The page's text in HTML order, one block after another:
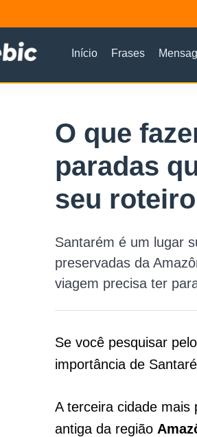
Início Frases
O que
paradas
seu roteiro
Santarém é um lugar
preservadas da
viagem precisa ter
Se você pesquisar
importância de
A terceira cidade mais
antiga da região